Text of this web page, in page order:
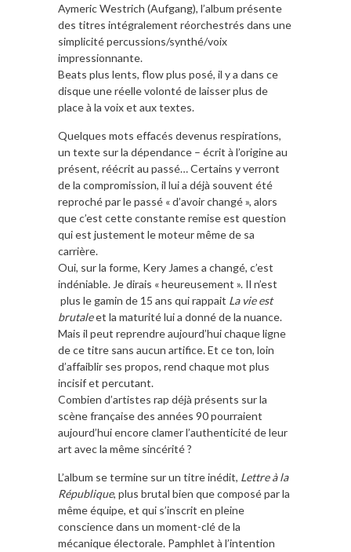
Aymeric Westrich (Aufgang), l’album présente
des titres intégralement réorchestrés dans une
simplicité percussions/synthé/voix
impressionnante.
Beats plus lents, flow plus posé, il y a dans ce
disque une réelle volonté de laisser plus de
place à la voix et aux textes.
Quelques mots effacés devenus respirations,
un texte sur la dépendance – écrit à l’origine au
présent, réécrit au passé… Certains y verront
de la compromission, il lui a déjà souvent été
reproché par le passé « d’avoir changé », alors
que c’est cette constante remise est question
qui est justement le moteur même de sa
carrière.
Oui, sur la forme, Kery James a changé, c’est
indéniable. Je dirais « heureusement ». Il n’est
plus le gamin de 15 ans qui rappait La vie est
brutaleet la maturité lui a donné de la nuance.
Mais il peut reprendre aujourd’hui chaque ligne
de ce titre sans aucun artifice. Et ce ton, loin
d’affaiblir ses propos, rend chaque mot plus
incisif et percutant.
Combien d’artistes rap déjà présents sur la
scène française des années 90 pourraient
aujourd’hui encore clamer l’authenticité de leur
art avec la même sincérité ?
L’album se termine sur un titre inédit, Lettre à la
République, plus brutal bien que composé par la
même équipe, et qui s’inscrit en pleine
conscience dans un moment-clé de la
mécanique électorale. Pamphlet à l’intention